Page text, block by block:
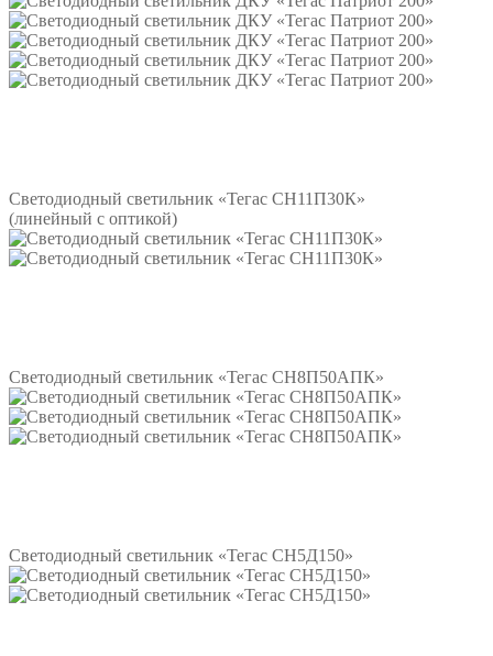
Светодиодный светильник «Тегас СН11П30К»
(линейный с оптикой)
Светодиодный светильник «Тегас СН8П50АПК»
Светодиодный светильник «Тегас СН5Д150»